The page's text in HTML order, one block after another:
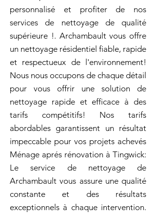
personnalisé et profiter de nos
services de nettoyage de qualité
supérieure !. Archambault vous offre
un nettoyage résidentiel fiable, rapide
et respectueux de l'environnement!
Nous nous occupons de chaque détail
pour vous offrir une solution de
nettoyage rapide et efficace à des
tarifs compétitifs! Nos tarifs
abordables garantissent un résultat
impeccable pour vos projets achevés
Ménage aprés rénovation à Tingwick:
Le service de nettoyage de
Archambault vous assure une qualité
constante et des résultats
exceptionnels à chaque intervention.